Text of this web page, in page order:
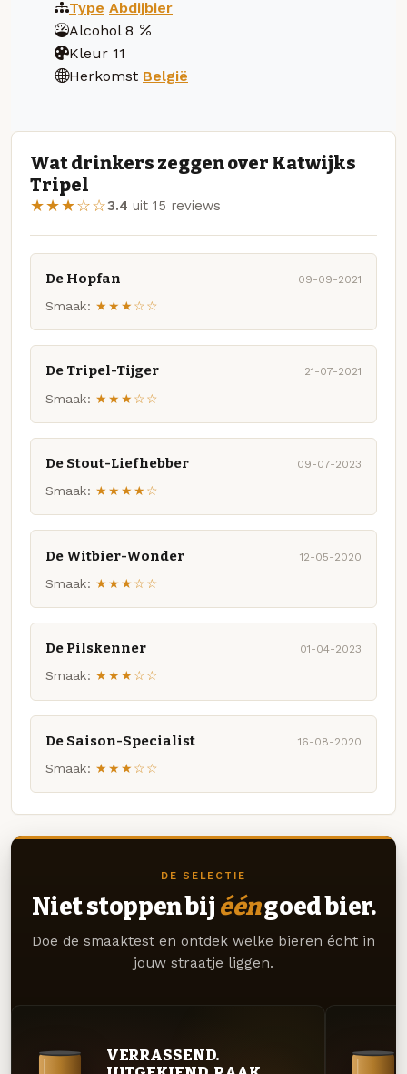
Type Abdijbier
Alcohol 8
Kleur 11
Herkomst België
Wat drinkers zeggen over Katwijks
Tripel
★★★☆☆3.4 uit 15 reviews
De Hopfan 09-09-2021
Smaak: ★★★☆☆
De Tripel-Tijger 21-07-2021
Smaak: ★★★☆☆
De Stout-Liefhebber 09-07-2023
Smaak: ★★★★☆
De Witbier-Wonder 12-05-2020
Smaak: ★★★☆☆
De Pilskenner 01-04-2023
Smaak: ★★★☆☆
De Saison-Specialist 16-08-2020
Smaak: ★★★☆☆
DE SELECTIE
Niet stoppen bij ééngoed bier.
Doe de smaaktest en ontdek welke bieren écht in
jouw straatje liggen.
VERRASSEND.